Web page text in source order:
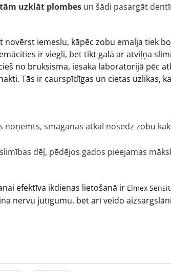
uzklāt plombes un šādi pasargāt
novērst iemeslu, kāpēc zobu emalja tiek
ir viegli, bet tikt galā ar atviļņa
no bruksisma, iesaka laboratorijā pēc
Tās ir caurspīdīgas un cietas uzlikas,
noņemts, smaganas atkal nosedz zobu
dēļ, pēdējos gados pieejamas
efektīva ikdienas lietošanā ir Elmex
nervu jutīgumu, bet arī veido